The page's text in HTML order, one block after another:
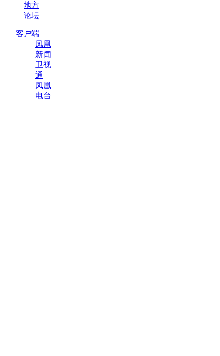
地方
论坛
客户端
凤凰
新闻
卫视
通
凤凰
电台